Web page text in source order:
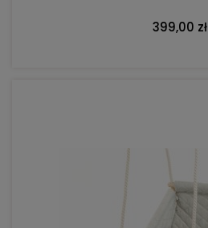
399,00 zł